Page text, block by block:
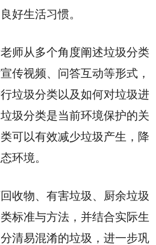
好生活习惯。
师从多个角度阐述垃圾分类
传视频、问答互动等形式，
垃圾分类以及如何对垃圾进
圾分类是当前环境保护的关
可以有效减少垃圾产生，降
环境。
收物、有害垃圾、厨余垃圾
标准与方法，并结合实际生
清易混淆的垃圾，进一步巩